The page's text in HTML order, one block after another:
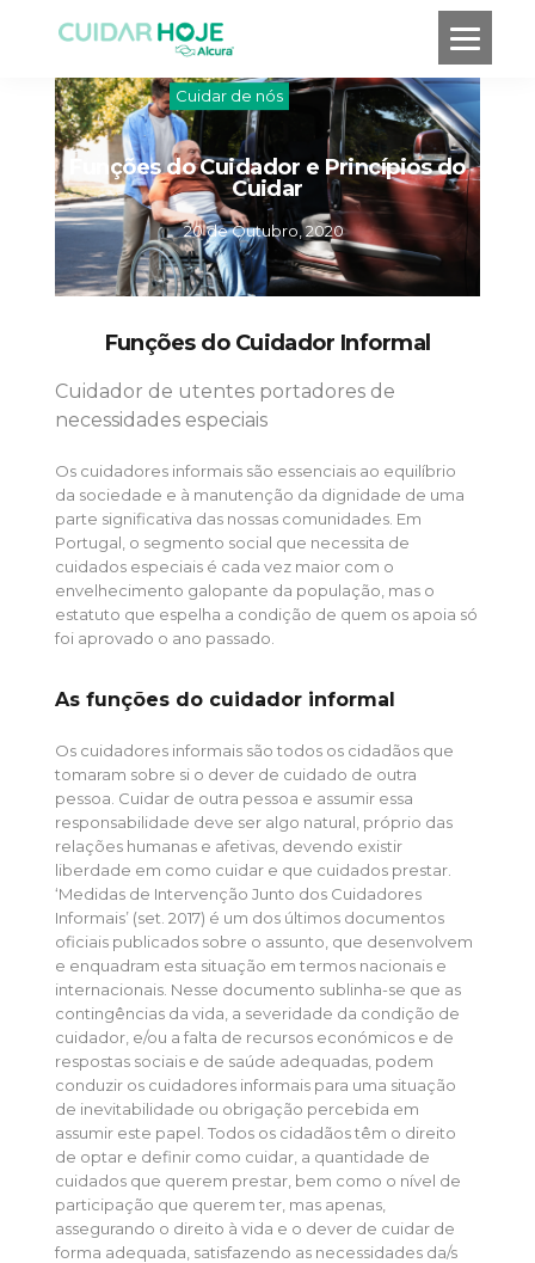
Funções do Cuidador e Princípios do
Cuidar
20 de Outubro, 2020
Cuidar de nós
Funções do Cuidador Informal
Cuidador de utentes portadores de
necessidades especiais
Os cuidadores informais são essenciais ao equilíbrio
da sociedade e à manutenção da dignidade de uma
parte significativa das nossas comunidades. Em
Portugal, o segmento social que necessita de
cuidados especiais é cada vez maior com o
envelhecimento galopante da população, mas o
estatuto que espelha a condição de quem os apoia só
foi aprovado o ano passado.
As funções do cuidador informal
Os cuidadores informais são todos os cidadãos que
tomaram sobre si o dever de cuidado de outra
pessoa. Cuidar de outra pessoa e assumir essa
responsabilidade deve ser algo natural, próprio das
relações humanas e afetivas, devendo existir
liberdade em como cuidar e que cuidados prestar.
‘Medidas de Intervenção Junto dos Cuidadores
Informais’ (set. 2017) é um dos últimos documentos
oficiais publicados sobre o assunto, que desenvolvem
e enquadram esta situação em termos nacionais e
internacionais. Nesse documento sublinha-se que as
contingências da vida, a severidade da condição de
cuidador, e/ou a falta de recursos económicos e de
respostas sociais e de saúde adequadas, podem
conduzir os cuidadores informais para uma situação
de inevitabilidade ou obrigação percebida em
assumir este papel. Todos os cidadãos têm o direito
de optar e definir como cuidar, a quantidade de
cuidados que querem prestar, bem como o nível de
participação que querem ter, mas apenas,
assegurando o direito à vida e o dever de cuidar de
forma adequada, satisfazendo as necessidades da/s